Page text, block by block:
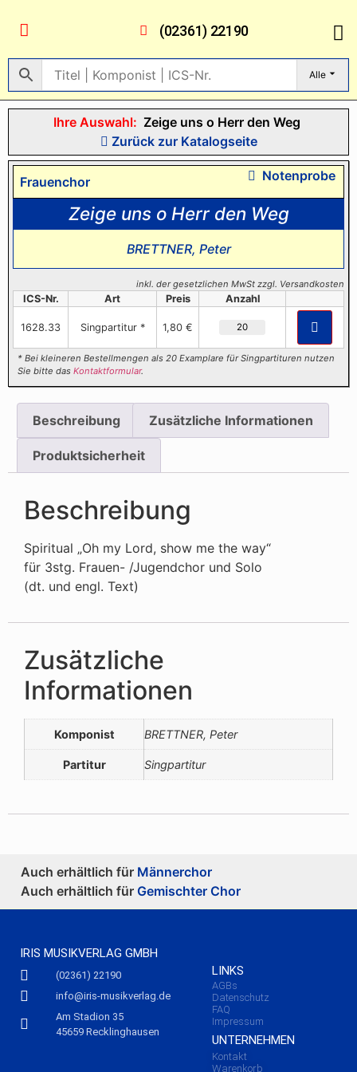
(02361) 22190
Alle
Ihre Auswahl: Zeige uns o Herr den Weg
Zurück zur Katalogseite
Frauenchor Notenprobe
Zeige uns o Herr den Weg
BRETTNER, Peter
inkl. der gesetzlichen MwSt zzgl. Versandkosten
ICS-Nr. Art Preis Anzahl
1628.33 Singpartitur * 1,80 €
* Bei kleineren Bestellmengen als 20 Examplare für Singpartituren nutzen
Sie bitte dasKontaktformular.
Beschreibung Zusätzliche Informationen
Produktsicherheit
Beschreibung
Spiritual „Oh my Lord, show me the way“
für 3stg. Frauen- /Jugendchor und Solo
(dt. und engl. Text)
Zusätzliche
Informationen
Komponist BRETTNER, Peter
Partitur Singpartitur
Auch erhältlich für Männerchor
Auch erhältlich für Gemischter Chor
IRIS MUSIKVERLAG GMBH
(02361) 22190
info@iris-musikverlag.de
Am Stadion 35
45659 Recklinghausen
LINKS
AGBs
Datenschutz
FAQ
Impressum
UNTERNEHMEN
Kontakt
Warenkorb